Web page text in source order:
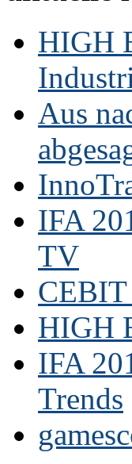
HIGH
Aus
IFA
TV
CEBIT
HIGH
IFA
Trends